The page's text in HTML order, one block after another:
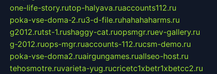
one-life-story.rutop-halyava.ruaccounts112.ru
poka-vse-doma-2.ru3-d-file.ruhahahaharms.ru
g2012.rutst-1.rushaggy-cat.ruopsmgr.ruev-gallery.ru
g-2012.ruops-mgr.ruaccounts-112.rucsm-demo.ru
poka-vse-doma2.ruairgungames.ruallseo-host.ru
tehosmotre.ruvarieta-yug.rucricetc1xbetr1xbetcc2.ru